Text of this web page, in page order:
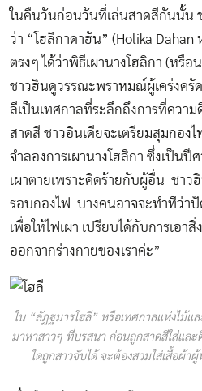
ในคืนวันก่อนวันที่เล่นสาดสีกันนั้น
ว่า “โฮลิกาดาฮัน” (Holika
ตรงๆ ได้ว่าพิธีเผานางโฮลิกา (หรือ
ชาวฮินดูวรรณะพราหมณ์ผู้เคร่งครัด
ลีเป็นเทศกาลที่ระลึกถึงการที่ควา
สาดสี ชาวอินเดียจะเตรียมสุมกอง
จำลองการเผานางโฮลิกา ซึ่งเป็นปี
เผาตายเพราะคิดร้ายกับผู้อื่น ชาว
รอบกองไฟ บางคนอาจจะทำทีว่าปั
เพื่อให้ไฟเผา เปรียบได้กับการเอา
ออกจากร่างกายของเราค่ะ”
ใน “ลัฏฐมารโฮลี” หรือเทศกาลแห่งไม้
มาหาสาวๆ ที่บรสนา ก่อนถูกสาดสีใส่แล
ใดถูกสาวจับได้ จะต้องสวมใส่เสื้อผ้า